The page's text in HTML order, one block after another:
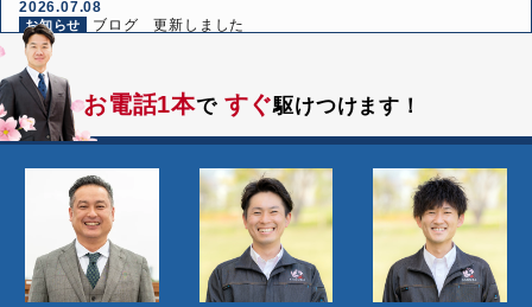
2026.07.08
お知らせ ブログ 更新しました
2026.06.24
お知らせ
2026.06.10
お知らせ ブログ 更新しました
お電話1本で すぐ駆けつけます！